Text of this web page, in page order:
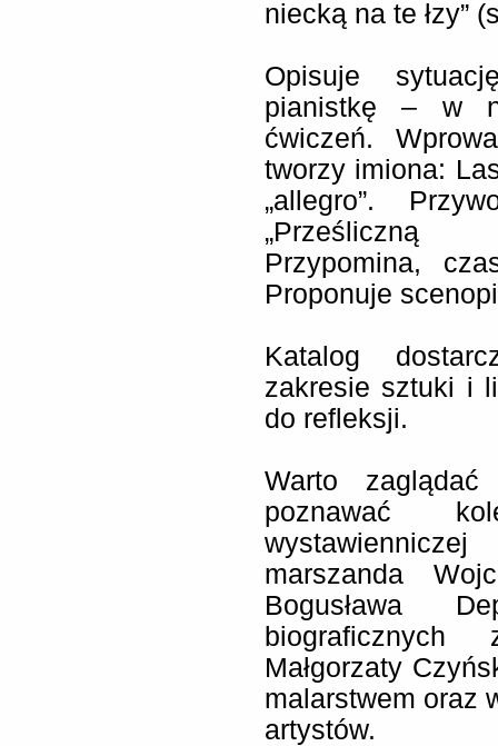
niecką na te łzy”
Opisuje
pianistkę – w
ćwiczeń.
tworzy imiona:
„allegro”.
„Prześliczną
Przypomina,
Proponuje
Katalog
zakresie sztuki i
do refleksji.
Warto
poznawać
marszanda
Bogusława
Małgorzaty
malarstwem oraz
artystów.